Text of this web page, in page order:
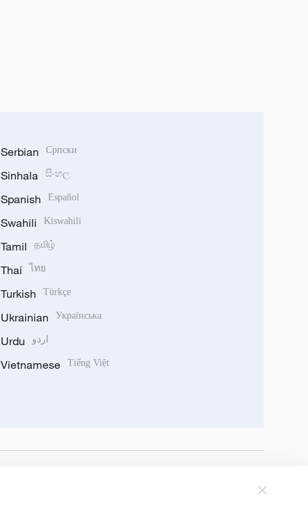
Serbian Српски
Sinhala සිංහල
Spanish Español
Swahili Kiswahili
Tamil தமிழ்
Thai ไทย
Turkish Türkçe
Ukrainian Українська
Urdu اردو
Vietnamese Tiếng Việt